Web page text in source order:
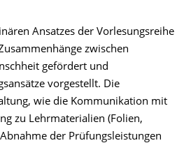
Ansatzes der Vorlesungsreihe
zwischen
gefördert und
vorgestellt. Die
wie die Kommunikation mit
zu Lehrmaterialien (Folien,
der Prüfungsleistungen